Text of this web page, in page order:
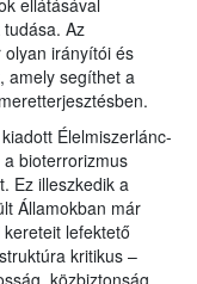
ellátásával
Az
irányítói és
amely segíthet a
Élelmiszerlánc-
bioterrorizmus
Ez illeszkedik a
Államokban már
lefektető
kritikus –